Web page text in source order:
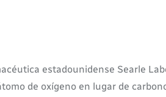
estadounidense Searle
de oxígeno en lugar de